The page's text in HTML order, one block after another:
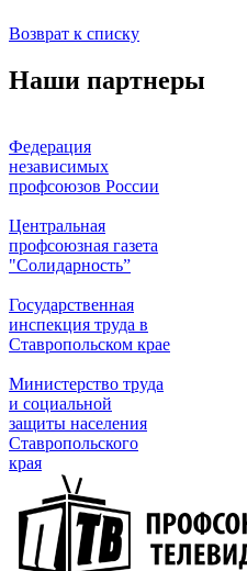
Возврат к списку
Наши партнеры
Федерация
независимых
профсоюзов России
Центральная
профсоюзная газета
"Солидарность”
Государственная
инспекция труда в
Ставропольском крае
Министерство труда
и социальной
защиты населения
Ставропольского
края